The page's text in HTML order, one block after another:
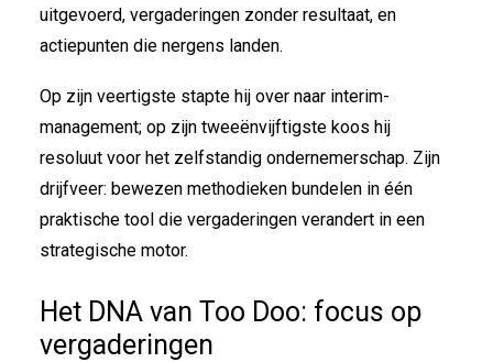
uitgevoerd, vergaderingen zonder resultaat, en
actiepunten die nergens landen.
Op zijn veertigste stapte hij over naar interim-
management; op zijn tweeënvijftigste koos hij
resoluut voor het zelfstandig ondernemerschap. Zijn
drijfveer: bewezen methodieken bundelen in één
praktische tool die vergaderingen verandert in een
strategische motor.
Het DNA van Too Doo: focus op
vergaderingen